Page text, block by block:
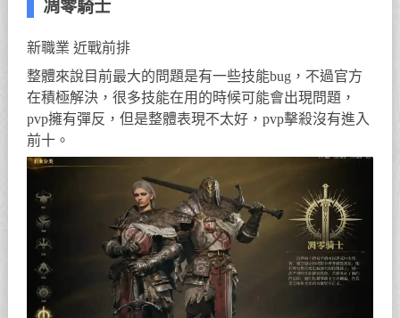
凋零騎士
新職業 近戰前排
整體來說目前最大的問題是有一些技能bug，不過官方
在積極解決，很多技能在用的時候可能會出現問題，
pvp擁有彈反，但是整體表現不太好，pvp擊殺沒有進入
前十。